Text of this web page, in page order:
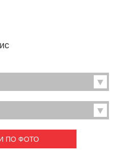
Фрески
Перспектива
Города
ПО ФОТО